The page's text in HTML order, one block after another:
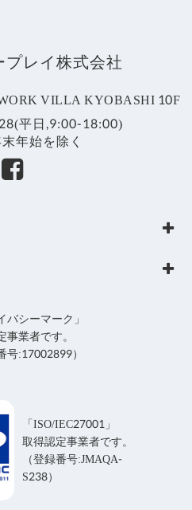
プレイ株式会社
VILLA KYOBASHI 10F
平日,9:00-18:00)
年始を除く
せ
バシーマーク」
事業者です。
号:17002899）
「ISO/IEC27001」
取得認定事業者です。
（登録番号:JMAQA-
S238）